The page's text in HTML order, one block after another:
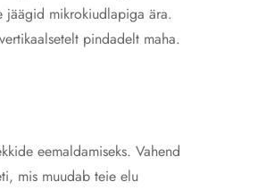
jäägid mikrokiudlapiga ära.
pindadelt maha.
eemaldamiseks. Vahend
mis muudab teie elu